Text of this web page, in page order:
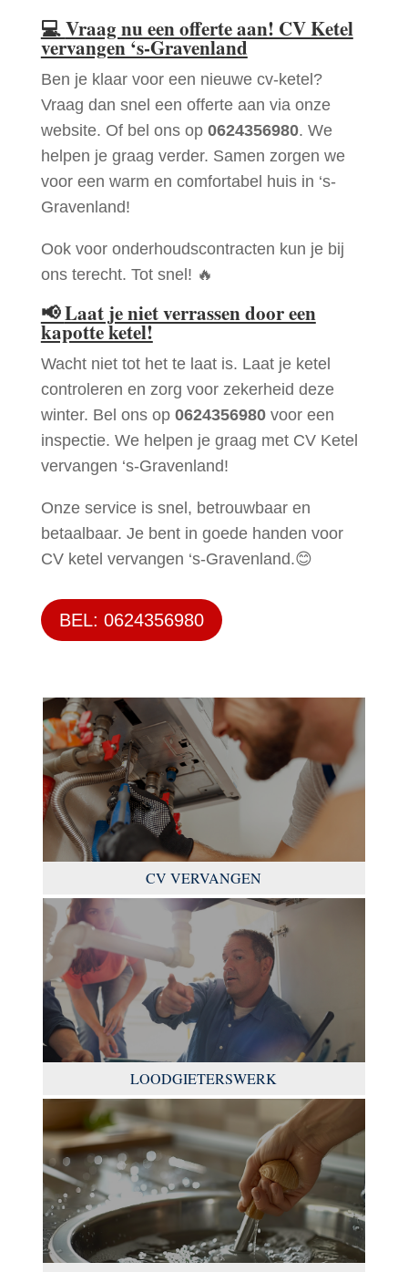
💻Vraag nu een offerte aan! CV Ketel
vervangen ‘s-Gravenland
Ben je klaar voor een nieuwe cv-ketel?
Vraag dan snel een offerte aan via onze
website. Of bel ons op 0624356980. We
helpen je graag verder. Samen zorgen we
voor een warm en comfortabel huis in ‘s-
Gravenland!
Ook voor onderhoudscontracten kun je bij
ons terecht. Tot snel! 🔥
📢Laat je niet verrassen door een
kapotte ketel!
Wacht niet tot het te laat is. Laat je ketel
controleren en zorg voor zekerheid deze
winter. Bel ons op 0624356980voor een
inspectie. We helpen je graag met CV Ketel
vervangen ‘s-Gravenland!
Onze service is snel, betrouwbaar en
betaalbaar. Je bent in goede handen voor
CV ketel vervangen ‘s-Gravenland.😊
BEL: 0624356980
CV VERVANGEN
LOODGIETERSWERK